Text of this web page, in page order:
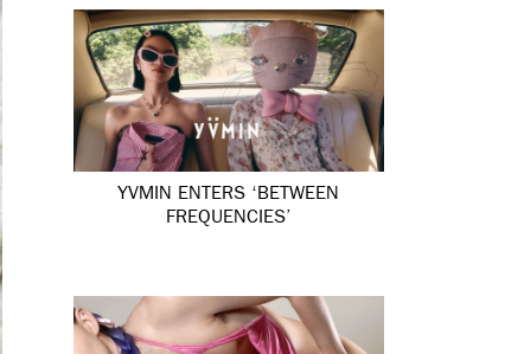
YVMIN ENTERS ‘BETWEEN
FREQUENCIES’